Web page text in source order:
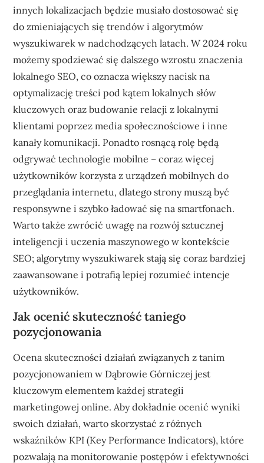
innych lokalizacjach będzie musiało dostosować się
do zmieniających się trendów i algorytmów
wyszukiwarek w nadchodzących latach. W 2024 roku
możemy spodziewać się dalszego wzrostu znaczenia
lokalnego SEO, co oznacza większy nacisk na
optymalizację treści pod kątem lokalnych słów
kluczowych oraz budowanie relacji z lokalnymi
klientami poprzez media społecznościowe i inne
kanały komunikacji. Ponadto rosnącą rolę będą
odgrywać technologie mobilne – coraz więcej
użytkowników korzysta z urządzeń mobilnych do
przeglądania internetu, dlatego strony muszą być
responsywne i szybko ładować się na smartfonach.
Warto także zwrócić uwagę na rozwój sztucznej
inteligencji i uczenia maszynowego w kontekście
SEO; algorytmy wyszukiwarek stają się coraz bardziej
zaawansowane i potrafią lepiej rozumieć intencje
użytkowników.
Jak ocenić skuteczność taniego
pozycjonowania
Ocena skuteczności działań związanych z tanim
pozycjonowaniem w Dąbrowie Górniczej jest
kluczowym elementem każdej strategii
marketingowej online. Aby dokładnie ocenić wyniki
swoich działań, warto skorzystać z różnych
wskaźników KPI (Key Performance Indicators), które
pozwalają na monitorowanie postępów i efektywności